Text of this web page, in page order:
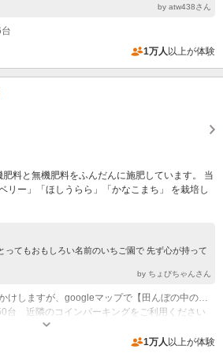
by atw438さん
1万人 以上が体験
料と無機肥料をふんだんに施肥しています。 当
リー」「ほしうらら」「かなこまち」 を栽培し
ってもおもしろい名前のいちご園で 先ず心が持って
by ちょびちゃんさん
(1)農地のためご不便をおかけしますが、googleマップで【田んぼの中のいちご園】と検索してお越しください。
台 近隣のコインパーキングをご利用ください
1万人 以上が体験